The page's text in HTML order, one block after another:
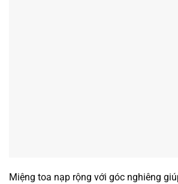
Miệng toa nạp rộng với góc nghiêng